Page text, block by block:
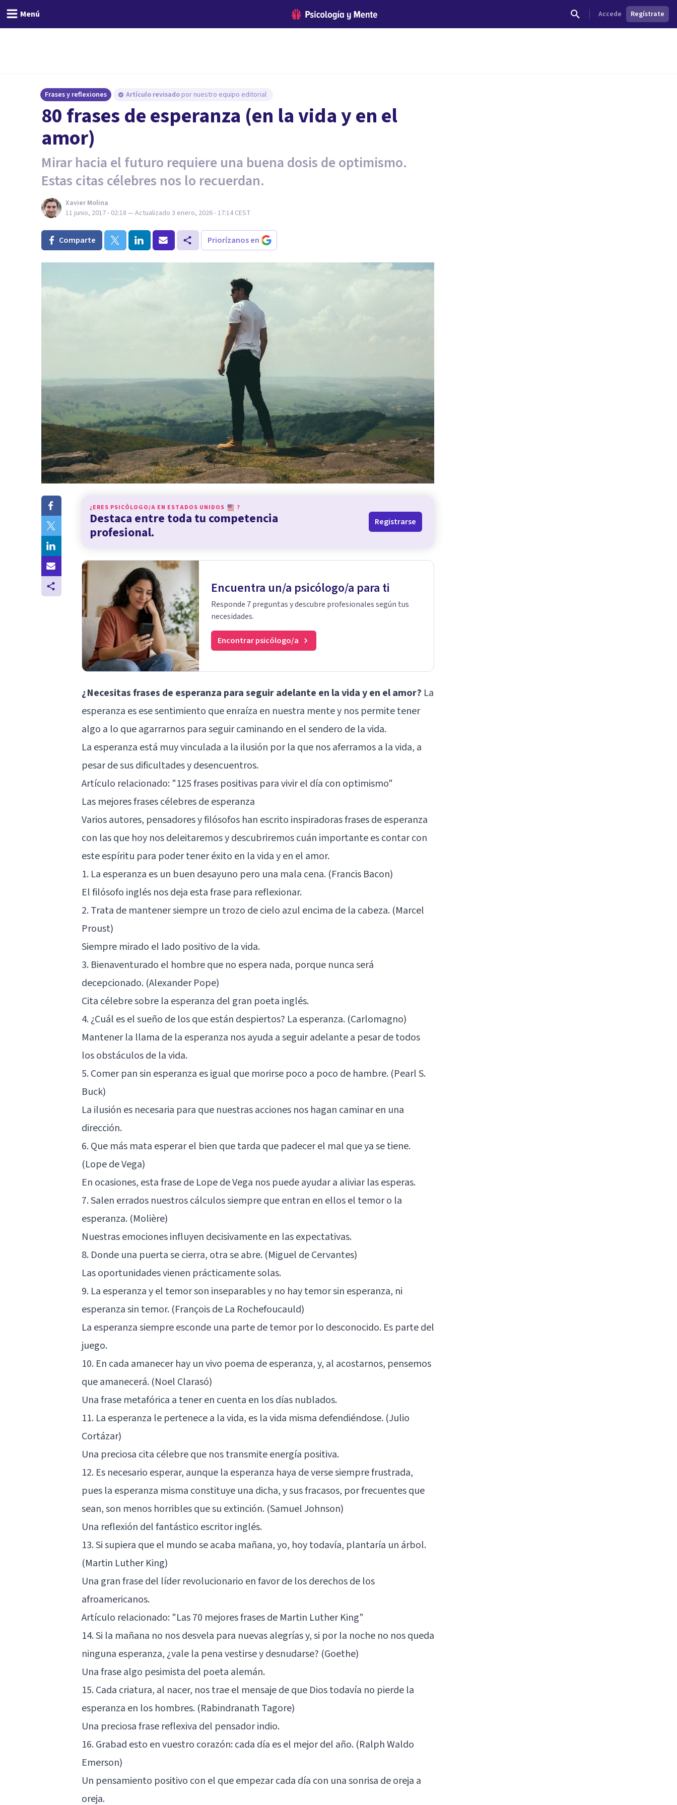
Menú Accede Regístrate
Frases y reflexiones Artículo revisado por nuestro equipo editorial
80 frases de esperanza (en la vida y en el
amor)
Mirar hacia el futuro requiere una buena dosis de optimismo.
Estas citas célebres nos lo recuerdan.
Xavier Molina
11 junio, 2017 - 02:18 — Actualizado 3 enero, 2026 - 17:14 CEST
Comparte Priorízanos en
¿ERES PSICÓLOGO/A EN ESTADOS UNIDOS ?
Destaca entre toda tu competencia
profesional.
Registrarse
Encuentra un/a psicólogo/a para ti
Responde 7 preguntas y descubre profesionales según tus
necesidades.
Encontrar psicólogo/a
¿Necesitas frases de esperanza para seguir adelante en la vida y en el amor? La
esperanza es ese sentimiento que enraíza en nuestra mente y nos permite tener
algo a lo que agarrarnos para seguir caminando en el sendero de la vida.
La esperanza está muy vinculada a la ilusión por la que nos aferramos a la vida, a
pesar de sus dificultades y desencuentros.
Artículo relacionado: "125 frases positivas para vivir el día con optimismo"
Las mejores frases célebres de esperanza
Varios autores, pensadores y filósofos han escrito inspiradoras frases de esperanza
con las que hoy nos deleitaremos y descubriremos cuán importante es contar con
este espíritu para poder tener éxito en la vida y en el amor.
1. La esperanza es un buen desayuno pero una mala cena. (Francis Bacon)
El filósofo inglés nos deja esta frase para reflexionar.
2. Trata de mantener siempre un trozo de cielo azul encima de la cabeza. (Marcel
Proust)
Siempre mirado el lado positivo de la vida.
3. Bienaventurado el hombre que no espera nada, porque nunca será
decepcionado. (Alexander Pope)
Cita célebre sobre la esperanza del gran poeta inglés.
4. ¿Cuál es el sueño de los que están despiertos? La esperanza. (Carlomagno)
Mantener la llama de la esperanza nos ayuda a seguir adelante a pesar de todos
los obstáculos de la vida.
5. Comer pan sin esperanza es igual que morirse poco a poco de hambre. (Pearl S.
Buck)
La ilusión es necesaria para que nuestras acciones nos hagan caminar en una
dirección.
6. Que más mata esperar el bien que tarda que padecer el mal que ya se tiene.
(Lope de Vega)
En ocasiones, esta frase de Lope de Vega nos puede ayudar a aliviar las esperas.
7. Salen errados nuestros cálculos siempre que entran en ellos el temor o la
esperanza. (Molière)
Nuestras emocionesinfluyen decisivamente en las expectativas.
8. Donde una puerta se cierra, otra se abre. (Miguel de Cervantes)
Las oportunidades vienen prácticamente solas.
9. La esperanza y el temor son inseparables y no hay temor sin esperanza, ni
esperanza sin temor. (François de La Rochefoucauld)
La esperanza siempre esconde una parte de temor por lo desconocido. Es parte del
juego.
10. En cada amanecer hay un vivo poema de esperanza, y, al acostarnos, pensemos
que amanecerá. (Noel Clarasó)
Una frase metafórica a tener en cuenta en los días nublados.
11. La esperanza le pertenece a la vida, es la vida misma defendiéndose. (Julio
Cortázar)
Una preciosa cita célebre que nos transmite energía positiva.
12. Es necesario esperar, aunque la esperanza haya de verse siempre frustrada,
pues la esperanza misma constituye una dicha, y sus fracasos, por frecuentes que
sean, son menos horribles que su extinción. (Samuel Johnson)
Una reflexión del fantástico escritor inglés.
13. Si supiera que el mundo se acaba mañana, yo, hoy todavía, plantaría un árbol.
(Martin Luther King)
Una gran frase del líder revolucionario en favor de los derechos de los
afroamericanos.
Artículo relacionado: "Las 70 mejores frases de Martin Luther King"
14. Si la mañana no nos desvela para nuevas alegrías y, si por la noche no nos queda
ninguna esperanza, ¿vale la pena vestirse y desnudarse? (Goethe)
Una frase algo pesimista del poeta alemán.
15. Cada criatura, al nacer, nos trae el mensaje de que Dios todavía no pierde la
esperanza en los hombres. (Rabindranath Tagore)
Una preciosa frase reflexiva del pensador indio.
16. Grabad esto en vuestro corazón: cada día es el mejor del año. (Ralph Waldo
Emerson)
Un pensamiento positivo con el que empezar cada día con una sonrisa de oreja a
oreja.